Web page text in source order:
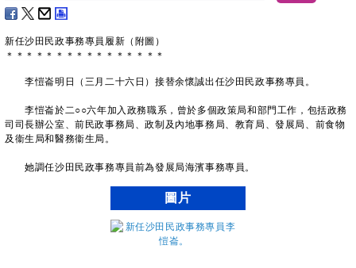
新任沙田民政事務專員履新（附圖）
＊ ＊ ＊ ＊ ＊ ＊ ＊ ＊ ＊ ＊ ＊ ＊ ＊ ＊ ＊ ＊
李愷崙明日（三月二十六日）接替余懷誠出任沙田民政事務專員。
李愷崙於二○○六年加入政務職系，曾於多個政策局和部門工作，包括政務
司司長辦公室、前民政事務局、政制及內地事務局、教育局、發展局、前食物
及衞生局和醫務衞生局。
她調任沙田民政事務專員前為發展局海濱事務專員。
圖片